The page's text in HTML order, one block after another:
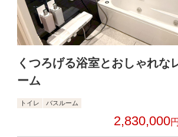
くつろげる浴室とおしゃれな
ーム
トイレ バスルーム
2,830,000円